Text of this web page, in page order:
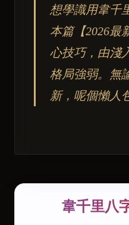
想學識用韋千
本篇【2026最
心技巧，由淺
格局強弱。無
新，呢個懶人
韋千里八